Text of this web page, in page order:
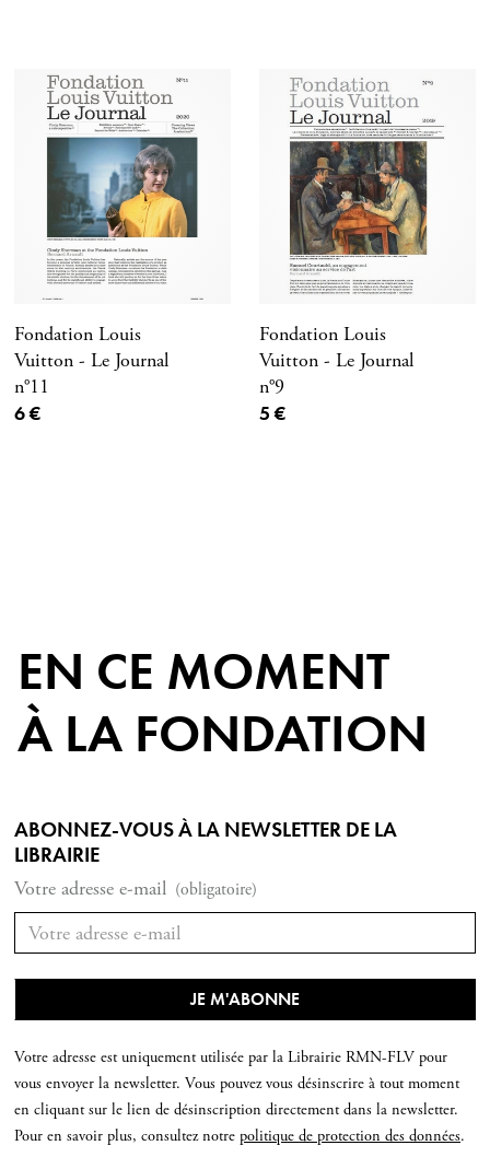
Fondation Louis
Vuitton - Le Journal
n°11
Prix ​​actuel
6 €
Fondation Louis
Vuitton - Le Journal
n°9
Prix ​​actuel
5 €
EN CE MOMENT
À LA FONDATION
ABONNEZ-VOUS À LA NEWSLETTER DE LA
LIBRAIRIE
Votre adresse e-mail (obligatoire)
Votre adresse est uniquement utilisée par la Librairie RMN-FLV pour
vous envoyer la newsletter. Vous pouvez vous désinscrire à tout moment
en cliquant sur le lien de désinscription directement dans la newsletter.
Pour en savoir plus, consultez notre politique de protection des données.